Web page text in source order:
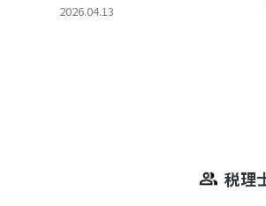
2026.04.13
税理